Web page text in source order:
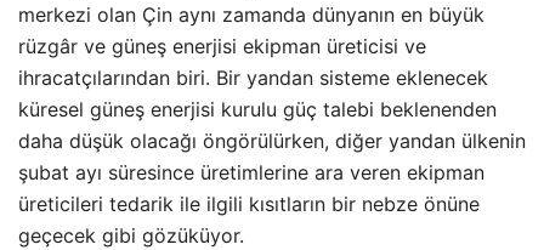
merkezi olan Çin aynı zamanda dünyanın en büyük
rüzgâr ve güneş enerjisi ekipman üreticisi ve
ihracatçılarından biri. Bir yandan sisteme eklenecek
küresel güneş enerjisi kurulu güç talebi beklenenden
daha düşük olacağı öngörülürken, diğer yandan ülkenin
şubat ayı süresince üretimlerine ara veren ekipman
üreticileri tedarik ile ilgili kısıtların bir nebze önüne
geçecek gibi gözüküyor.